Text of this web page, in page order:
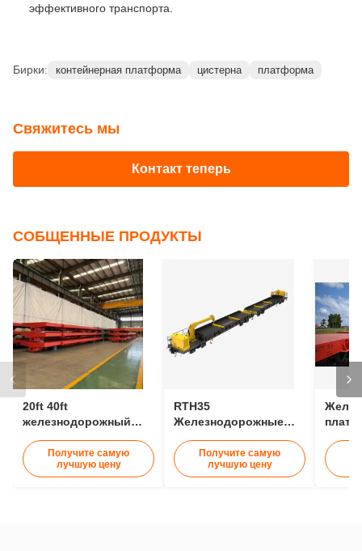
эффективного транспорта.
Бирки: контейнерная платформа цистерна платформа
Свяжитесь мы
Контакт теперь
СОБЩЕННЫЕ ПРОДУКТЫ
20ft 40ft
железнодорожный
железнодорожный
контейнерный вагон
Получите самую
лучшую цену
RTH35
Железнодорожные
пропускной
способности 1435 мм
Получите самую
лучшую цену